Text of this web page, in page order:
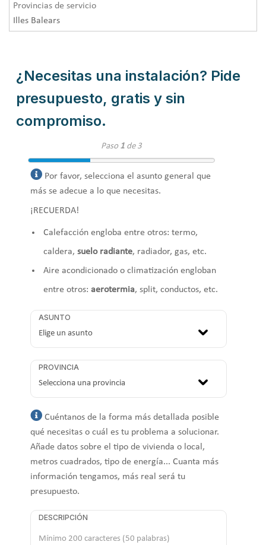
Provincias de servicio
Illes Balears
¿Necesitas una instalación? Pide
presupuesto, gratis y sin
compromiso.
Paso 1de 3
Por favor, selecciona el asunto general que
más se adecue a lo que necesitas.
¡RECUERDA!
Calefacción engloba entre otros: termo,
caldera, suelo radiante, radiador, gas, etc.
Aire acondicionado o climatización engloban
entre otros: aerotermia, split, conductos, etc.
ASUNTO
PROVINCIA
Cuéntanos de la forma más detallada posible
qué necesitas o cuál es tu problema a solucionar.
Añade datos sobre el tipo de vivienda o local,
metros cuadrados, tipo de energía... Cuanta más
información tengamos, más real será tu
presupuesto.
DESCRIPCIÓN